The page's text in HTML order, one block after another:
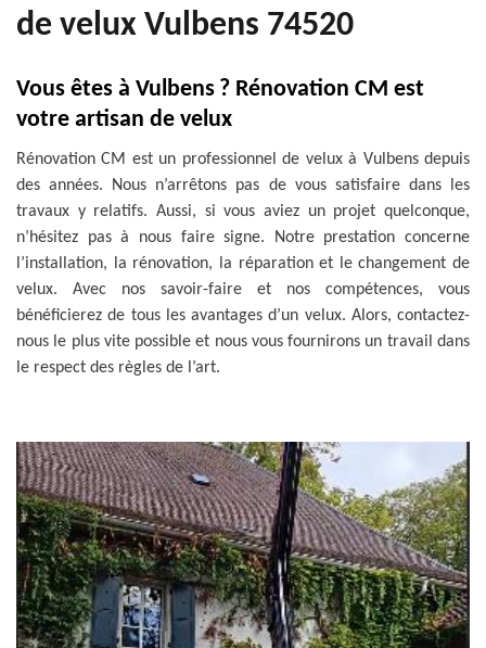
de velux Vulbens 74520
Vous êtes à Vulbens ? Rénovation CM est
votre artisan de velux
Rénovation CM est un professionnel de velux à Vulbens depuis
des années. Nous n’arrêtons pas de vous satisfaire dans les
travaux y relatifs. Aussi, si vous aviez un projet quelconque,
n’hésitez pas à nous faire signe. Notre prestation concerne
l’installation, la rénovation, la réparation et le changement de
velux. Avec nos savoir-faire et nos compétences, vous
bénéficierez de tous les avantages d’un velux. Alors, contactez-
nous le plus vite possible et nous vous fournirons un travail dans
le respect des règles de l’art.